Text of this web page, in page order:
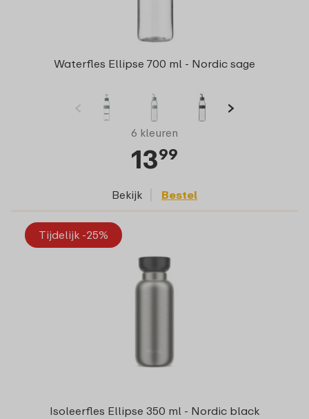
Waterfles Ellipse 700 ml - Nordic sage
6 kleuren
1399
Bekijk Bestel
Tijdelijk -25%
Isoleerfles Ellipse 350 ml - Nordic black